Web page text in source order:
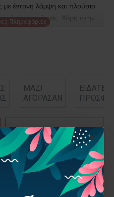
με έντονη λάμψη και πλούσιο
απoχρώσεις. Χάρη στην
NITROCELLULOSE,
ADIPIC
ANHYDRIDE
SUCROSE ACETATE
SILICA,
: CI 15850, CI 15865, CI
ΜΑΖΙ
ΑΓΟΡΑΣΑΝ
ΕΙΔΑΤΕ